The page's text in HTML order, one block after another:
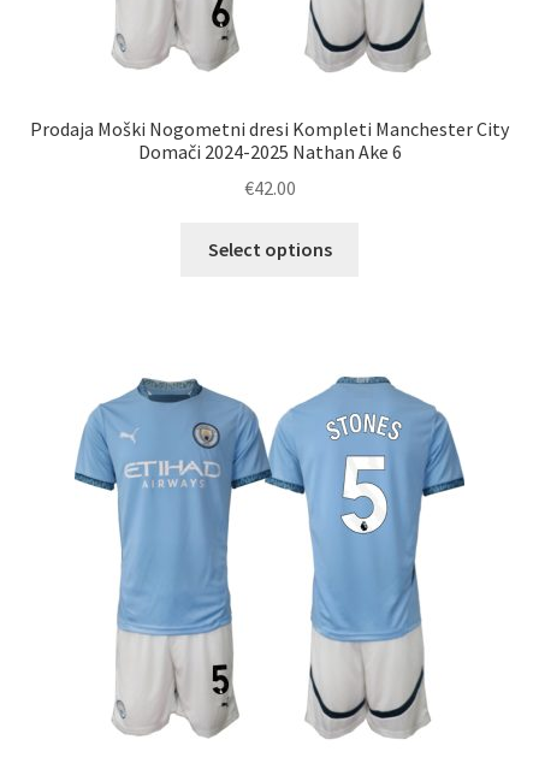
Prodaja Moški Nogometni dresi Kompleti Manchester City
Domači 2024-2025 Nathan Ake 6
€42.00
Select options
Možnosti
lahko
izberete
na
strani
izdelka